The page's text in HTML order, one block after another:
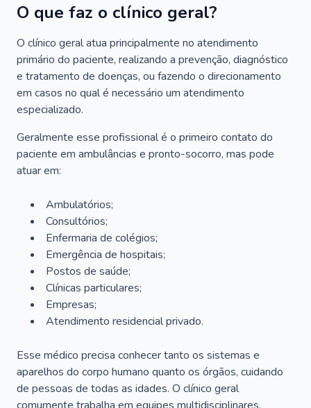
O que faz o clínico geral?
O clínico geral atua principalmente no atendimento
primário do paciente, realizando a prevenção, diagnóstico
e tratamento de doenças, ou fazendo o direcionamento
em casos no qual é necessário um atendimento
especializado.
Geralmente esse profissional é o primeiro contato do
paciente em ambulâncias e pronto-socorro, mas pode
atuar em:
Ambulatórios;
Consultórios;
Enfermaria de colégios;
Emergência de hospitais;
Postos de saúde;
Clínicas particulares;
Empresas;
Atendimento residencial privado.
Esse médico precisa conhecer tanto os sistemas e
aparelhos do corpo humano quanto os órgãos, cuidando
de pessoas de todas as idades. O clínico geral